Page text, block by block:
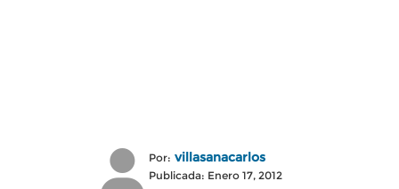
Por: villasanacarlos
Publicada: Enero 17, 2012